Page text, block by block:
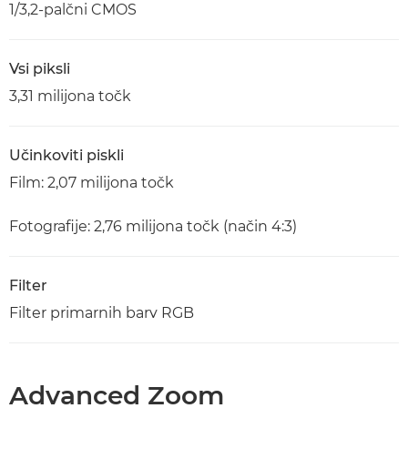
1/3,2-palčni CMOS
Vsi piksli
3,31 milijona točk
Učinkoviti piskli
Film: 2,07 milijona točk
Fotografije: 2,76 milijona točk (način 4:3)
Filter
Filter primarnih barv RGB
Advanced Zoom